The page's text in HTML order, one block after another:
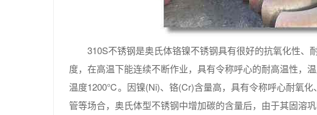
310S不锈钢是奥氏体铬镍不锈钢具有很好的抗氧化性
度，在高温下能连续不断作业，具有令称呼心的耐高温性，
温度1200℃。因镍(Ni)、铬(Cr)含量高，具有令称呼心耐氧
管等场合，奥氏体型不锈钢中增加碳的含量后，由于其固溶